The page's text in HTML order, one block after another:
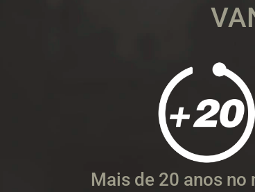
Mais de 20 anos no